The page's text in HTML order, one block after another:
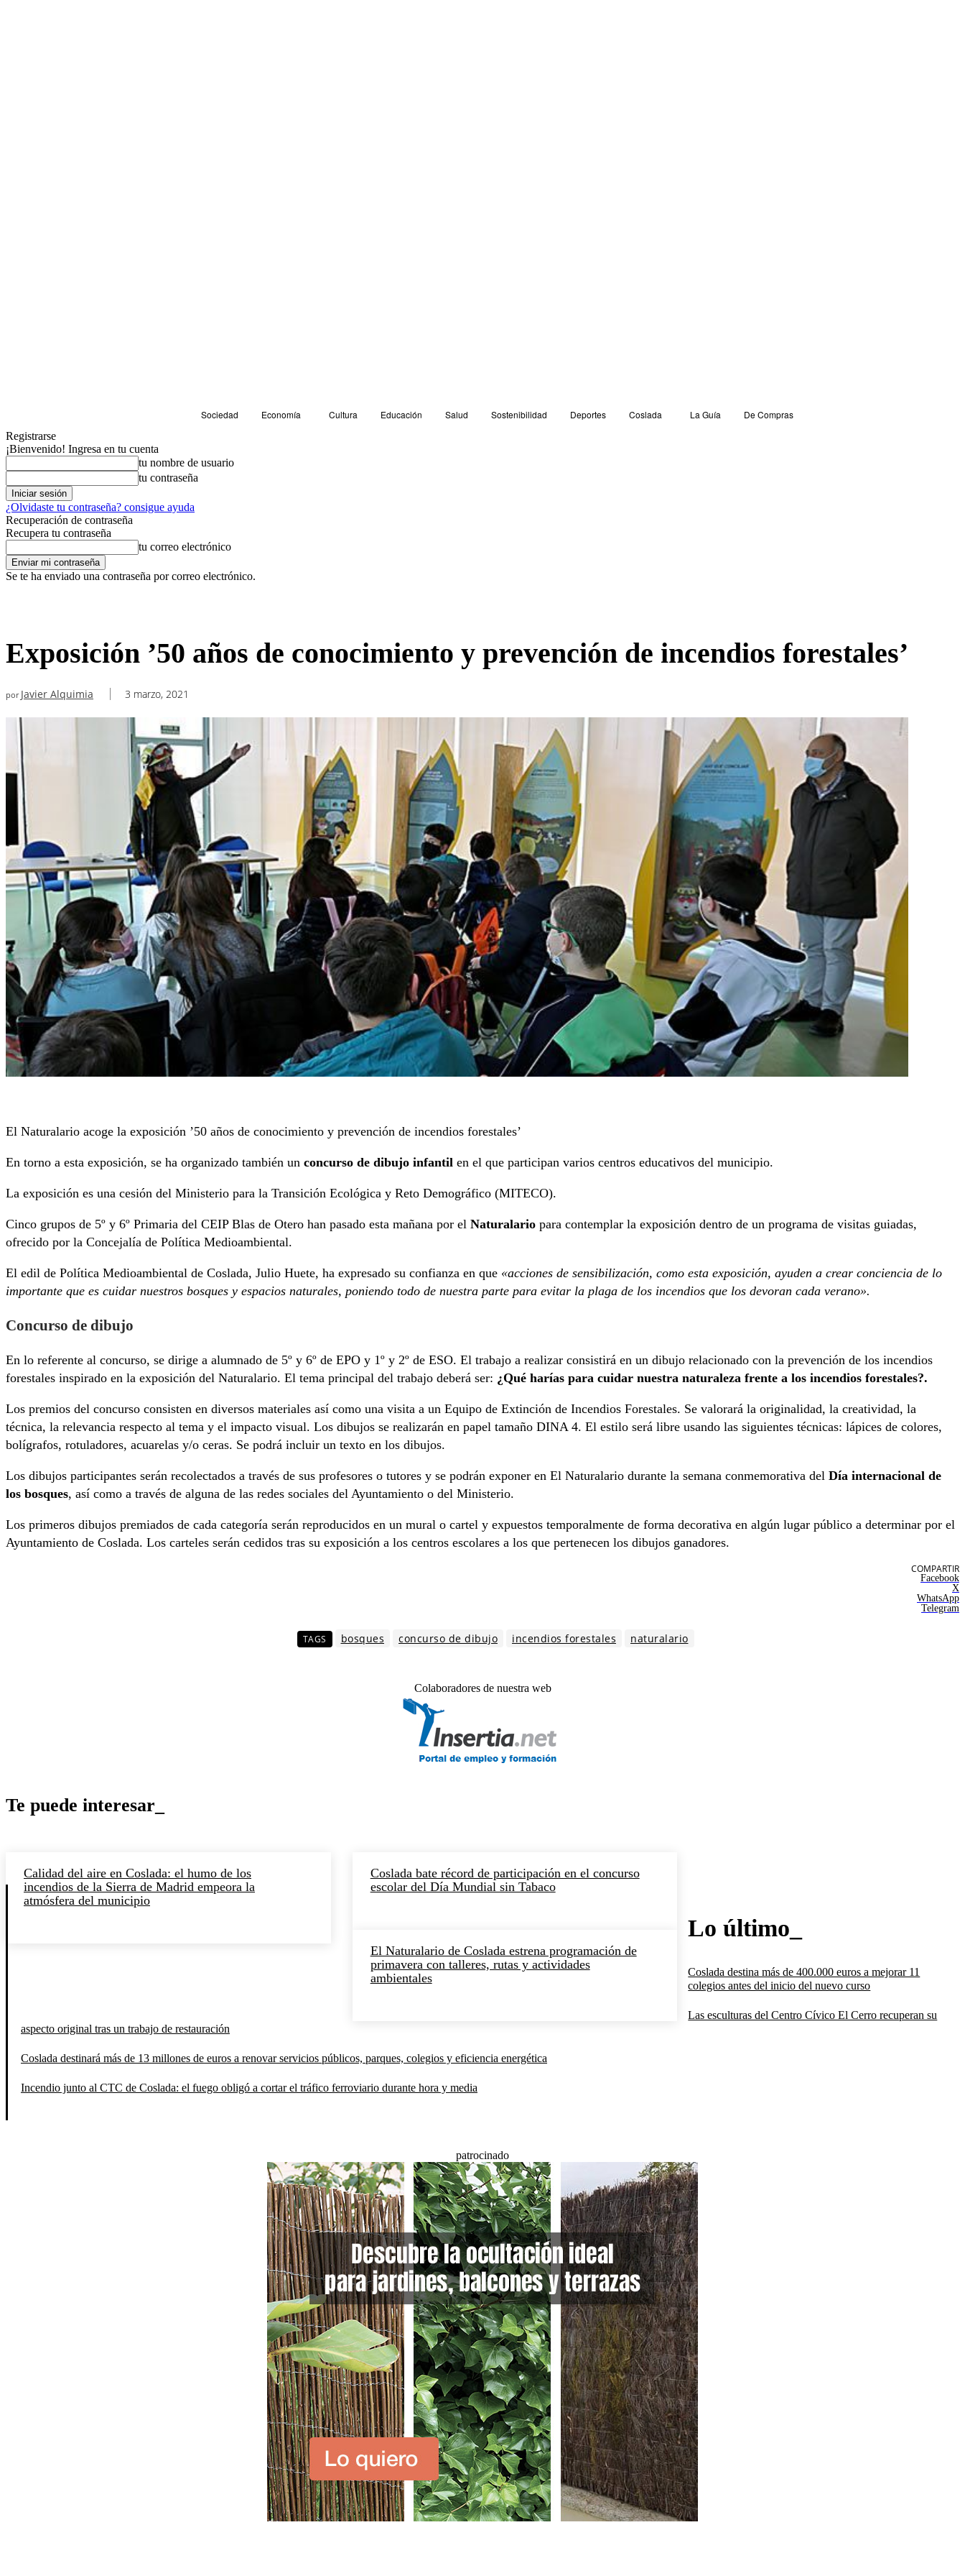
Sociedad Economía Cultura Educación Salud Sostenibilidad Deportes Coslada La Guía
De Compras
Registrarse
¡Bienvenido! Ingresa en tu cuenta
tu nombre de usuario
tu contraseña
¿Olvidaste tu contraseña? consigue ayuda
Recuperación de contraseña
Recupera tu contraseña
tu correo electrónico
Se te ha enviado una contraseña por correo electrónico.
Exposición ’50 años de conocimiento y prevención de incendios forestales’
por Javier Alquimia 3 marzo, 2021
El Naturalario acoge la exposición ’50 años de conocimiento y prevención de incendios forestales’
En torno a esta exposición, se ha organizado también un concurso de dibujo infantil en el que participan varios centros educativos del municipio.
La exposición es una cesión del Ministerio para la Transición Ecológica y Reto Demográfico (MITECO).
Cinco grupos de 5º y 6º Primaria del CEIP Blas de Otero han pasado esta mañana por el Naturalario para contemplar la exposición dentro de un programa de visitas guiadas,
ofrecido por la Concejalía de Política Medioambiental.
El edil de Política Medioambiental de Coslada, Julio Huete, ha expresado su confianza en que «acciones de sensibilización, como esta exposición, ayuden a crear conciencia de lo
importante que es cuidar nuestros bosques y espacios naturales, poniendo todo de nuestra parte para evitar la plaga de los incendios que los devoran cada verano».
Concurso de dibujo
En lo referente al concurso, se dirige a alumnado de 5º y 6º de EPO y 1º y 2º de ESO. El trabajo a realizar consistirá en un dibujo relacionado con la prevención de los incendios
forestales inspirado en la exposición del Naturalario. El tema principal del trabajo deberá ser: ¿Qué harías para cuidar nuestra naturaleza frente a los incendios forestales?.
Los premios del concurso consisten en diversos materiales así como una visita a un Equipo de Extinción de Incendios Forestales. Se valorará la originalidad, la creatividad, la
técnica, la relevancia respecto al tema y el impacto visual. Los dibujos se realizarán en papel tamaño DINA 4. El estilo será libre usando las siguientes técnicas: lápices de colores,
bolígrafos, rotuladores, acuarelas y/o ceras. Se podrá incluir un texto en los dibujos.
Los dibujos participantes serán recolectados a través de sus profesores o tutores y se podrán exponer en El Naturalario durante la semana conmemorativa del Día internacional de
los bosques, así como a través de alguna de las redes sociales del Ayuntamiento o del Ministerio.
Los primeros dibujos premiados de cada categoría serán reproducidos en un mural o cartel y expuestos temporalmente de forma decorativa en algún lugar público a determinar por el
Ayuntamiento de Coslada. Los carteles serán cedidos tras su exposición a los centros escolares a los que pertenecen los dibujos ganadores.
COMPARTIR
Facebook
X
WhatsApp
Telegram
TAGS bosques concurso de dibujo incendios forestales naturalario
Colaboradores de nuestra web
Te puede interesar_
Calidad del aire en Coslada: el humo de los
incendios de la Sierra de Madrid empeora la
atmósfera del municipio
Coslada bate récord de participación en el concurso
escolar del Día Mundial sin Tabaco
El Naturalario de Coslada estrena programación de
primavera con talleres, rutas y actividades
ambientales
Lo último_
Coslada destina más de 400.000 euros a mejorar 11
colegios antes del inicio del nuevo curso
Las esculturas del Centro Cívico El Cerro recuperan su
aspecto original tras un trabajo de restauración
Coslada destinará más de 13 millones de euros a renovar servicios públicos, parques, colegios y eficiencia energética
Incendio junto al CTC de Coslada: el fuego obligó a cortar el tráfico ferroviario durante hora y media
patrocinado